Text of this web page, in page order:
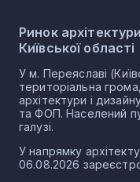
Ринок
Київської області
У м. Переяславі
територіальна
архітектури і
та ФОП. Населений
галузі.
У напрямку
06.08.2026